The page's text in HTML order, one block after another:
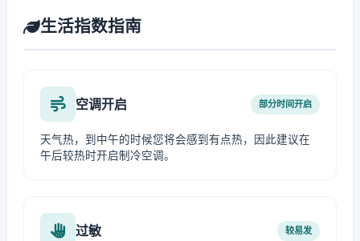
生活指数指南
空调开启 部分时间开启
天气热，到中午的时候您将会感到有点热，因此建议在
午后较热时开启制冷空调。
过敏 较易发